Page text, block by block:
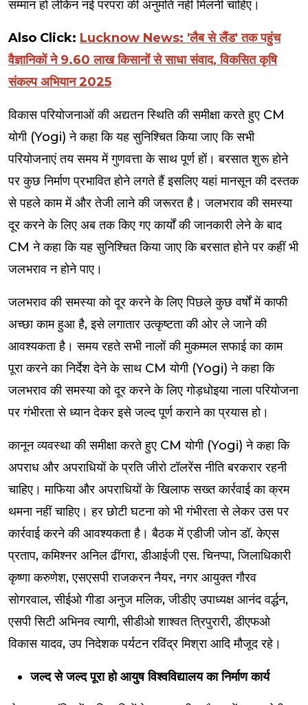
सम्मान हो लेकिन नई परंपरा की अनुमति नही मिलनी चाहिए।
Also Click: Lucknow News: 'लैब से लैंड' तक पहुंच
वैज्ञानिकों ने 9.60 लाख किसानों से साधा संवाद, विकसित कृषि
संकल्प अभियान 2025
विकास परियोजनाओं की अद्यतन स्थिति की समीक्षा करते हुए CM
योगी (Yogi) ने कहा कि यह सुनिश्चित किया जाए कि सभी
परियोजनाएं तय समय में गुणवत्ता के साथ पूर्ण हों। बरसात शुरू होने
पर कुछ निर्माण प्रभावित होने लगते हैं इसलिए यहां मानसून की दस्तक
से पहले काम में और तेजी लाने की जरूरत है। जलभराव की समस्या
दूर करने के लिए अब तक किए गए कार्यों की जानकारी लेने के बाद
CM ने कहा कि यह सुनिश्चित किया जाए कि बरसात होने पर कहीं भी
जलभराव न होने पाए।
जलभराव की समस्या को दूर करने के लिए पिछले कुछ वर्षों में काफी
अच्छा काम हुआ है, इसे लगातार उत्कृष्टता की ओर ले जाने की
आवश्यकता है। समय रहते सभी नालों की मुकम्मल सफाई का काम
पूरा करने का निर्देश देने के साथ CM योगी (Yogi) ने कहा कि
जलभराव की समस्या को दूर करने के लिए गोड़धोइया नाला परियोजना
पर गंभीरता से ध्यान देकर इसे जल्द पूर्ण कराने का प्रयास हो।
कानून व्यवस्था की समीक्षा करते हुए CM योगी (Yogi) ने कहा कि
अपराध और अपराधियों के प्रति जीरो टॉलरेंस नीति बरकरार रहनी
चाहिए। माफिया और अपराधियों के खिलाफ सख्त कार्रवाई का क्रम
थमना नहीं चाहिए। हर छोटी घटना को भी गंभीरता से लेकर उस पर
कार्रवाई करने की आवश्यकता है। बैठक में एडीजी जोन डॉ. केएस
प्रताप, कमिश्नर अनिल ढींगरा, डीआईजी एस. चिनप्पा, जिलाधिकारी
कृष्णा करुणेश, एसएसपी राजकरन नैयर, नगर आयुक्त गौरव
सोगरवाल, सीईओ गीडा अनुज मलिक, जीडीए उपाध्यक्ष आनंद वर्द्धन,
एसपी सिटी अभिनव त्यागी, सीडीओ शाश्वत त्रिपुरारी, डीएफओ
विकास यादव, उप निदेशक पर्यटन रविंद्र मिश्रा आदि मौजूद रहे।
जल्द से जल्द पूरा हो आयुष विश्वविद्यालय का निर्माण कार्य